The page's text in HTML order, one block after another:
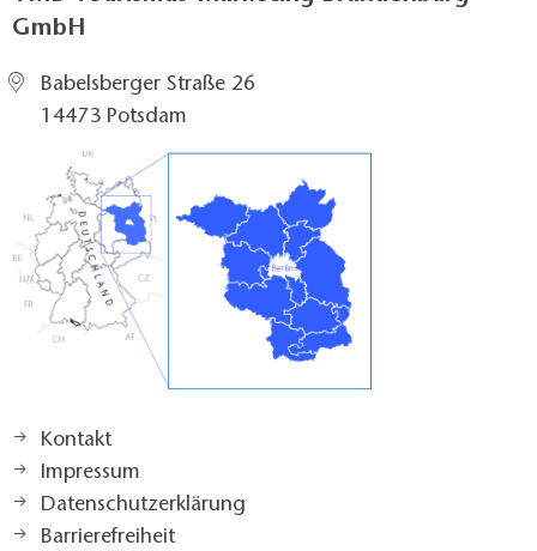
GmbH
Babelsberger Straße 26
14473 Potsdam
Kontakt
Impressum
Datenschutzerklärung
Barrierefreiheit